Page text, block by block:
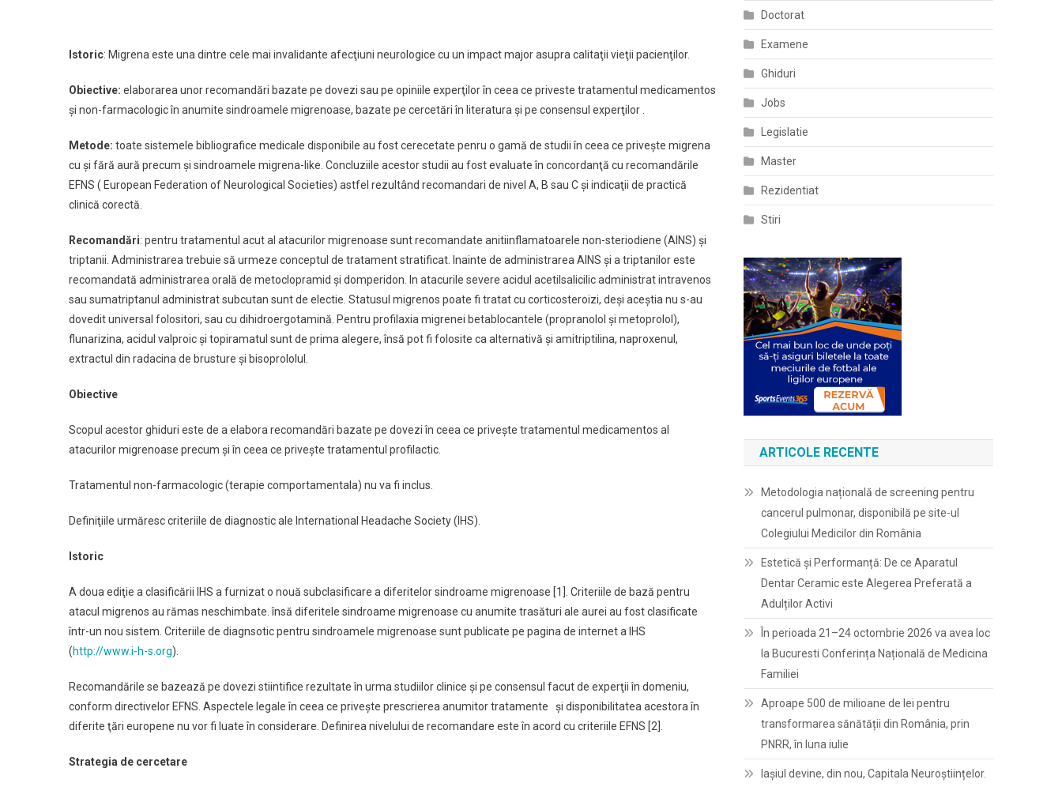
Revizuit
Directivelor
EFNS
Istoric: Migrena este una dintre cele mai invalidante afecţiuni neurologice cu un impact major asupra calitaţii vieţii pacienţilor.
Obiective: elaborarea unor recomandări bazate pe dovezi sau pe opiniile experţilor în ceea ce priveste tratamentul medicamentos
şi non-farmacologic în anumite sindroamele migrenoase, bazate pe cercetări în literatura şi pe consensul experţilor .
Metode: toate sistemele bibliografice medicale disponibile au fost cerecetate penru o gamă de studii în ceea ce priveşte migrena
cu şi fără aură precum şi sindroamele migrena-like. Concluziile acestor studii au fost evaluate în concordanţă cu recomandările
EFNS ( European Federation of Neurological Societies) astfel rezultând recomandari de nivel A, B sau C şi indicaţii de practică
clinică corectă.
Recomandări: pentru tratamentul acut al atacurilor migrenoase sunt recomandate anitiinflamatoarele non-steriodiene (AINS) şi
triptanii. Administrarea trebuie să urmeze conceptul de tratament stratificat. Inainte de administrarea AINS şi a triptanilor este
recomandată administrarea orală de metoclopramid şi domperidon. In atacurile severe acidul acetilsalicilic administrat intravenos
sau sumatriptanul administrat subcutan sunt de electie. Statusul migrenos poate fi tratat cu corticosteroizi, deşi aceştia nu s-au
dovedit universal folositori, sau cu dihidroergotamină. Pentru profilaxia migrenei betablocantele (propranolol şi metoprolol),
flunarizina, acidul valproic şi topiramatul sunt de prima alegere, însă pot fi folosite ca alternativă şi amitriptilina, naproxenul,
extractul din radacina de brusture şi bisoprololul.
Obiective
Scopul acestor ghiduri este de a elabora recomandări bazate pe dovezi în ceea ce priveşte tratamentul medicamentos al
atacurilor migrenoase precum şi în ceea ce priveşte tratamentul profilactic.
Tratamentul non-farmacologic (terapie comportamentala) nu va fi inclus.
Definiţiile urmăresc criteriile de diagnostic ale International Headache Society (IHS).
Istoric
A doua ediţie a clasificării IHS a furnizat o nouă subclasificare a diferitelor sindroame migrenoase [1]. Criteriile de bază pentru
atacul migrenos au rămas neschimbate. însă diferitele sindroame migrenoase cu anumite trasături ale aurei au fost clasificate
într-un nou sistem. Criteriile de diagnsotic pentru sindroamele migrenoase sunt publicate pe pagina de internet a IHS
(http://www.i-h-s.org).
Recomandările se bazează pe dovezi stiintifice rezultate în urma studiilor clinice şi pe consensul facut de experţii în domeniu,
conform directivelor EFNS. Aspectele legale în ceea ce priveşte prescrierea anumitor tratamente şi disponibilitatea acestora în
diferite ţări europene nu vor fi luate în considerare. Definirea nivelului de recomandare este în acord cu criteriile EFNS [2].
Strategia de cercetare
Doctorat
Examene
Ghiduri
Jobs
Legislatie
Master
Rezidentiat
Stiri
ARTICOLE RECENTE
Metodologia națională de screening pentru
cancerul pulmonar, disponibilă pe site-ul
Colegiului Medicilor din România
Estetică și Performanță: De ce Aparatul
Dentar Ceramic este Alegerea Preferată a
Adulților Activi
În perioada 21–24 octombrie 2026 va avea loc
la Bucuresti Conferința Națională de Medicina
Familiei
Aproape 500 de milioane de lei pentru
transformarea sănătății din România, prin
PNRR, în luna iulie
Iașiul devine, din nou, Capitala Neuroștiințelor.